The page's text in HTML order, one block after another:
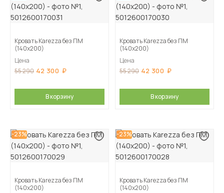
Кровать Karezza без ПМ
(140х200)
Цена
55 290 42 300
В корзину
Кровать Karezza без ПМ
(140х200)
Цена
55 290 42 300
В корзину
-23%
Кровать Karezza без ПМ
(140х200)
-23%
Кровать Karezza без ПМ
(140х200)